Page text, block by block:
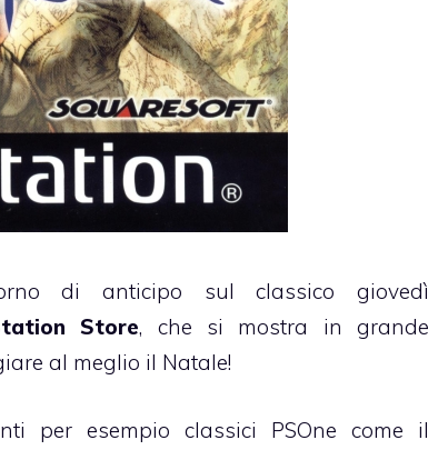
di anticipo sul classico giovedì
Store, che si mostra in grande
al meglio il Natale!
per esempio classici PSOne come il